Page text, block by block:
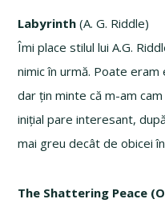
Labyrinth (A. G. Riddle)
Îmi place stilul lui A.G.
nimic în urmă. Poate
dar țin minte că m-am
inițial pare interesant,
mai greu decât de obicei
The Shattering Peace